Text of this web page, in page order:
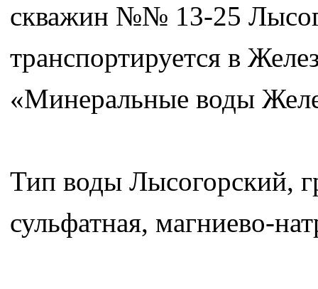
скважин №№ 13-25
транспортируется в
«Минеральные воды
Тип воды Лысогорский,
сульфатная, магниево-